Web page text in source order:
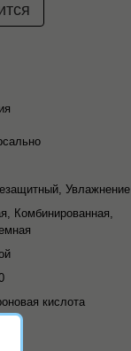
Увлажнение
Комбинированная,
кислота